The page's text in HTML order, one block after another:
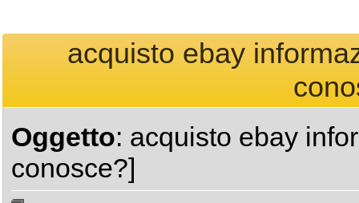
acquisto ebay
Oggetto: acquisto ebay
conosce?]